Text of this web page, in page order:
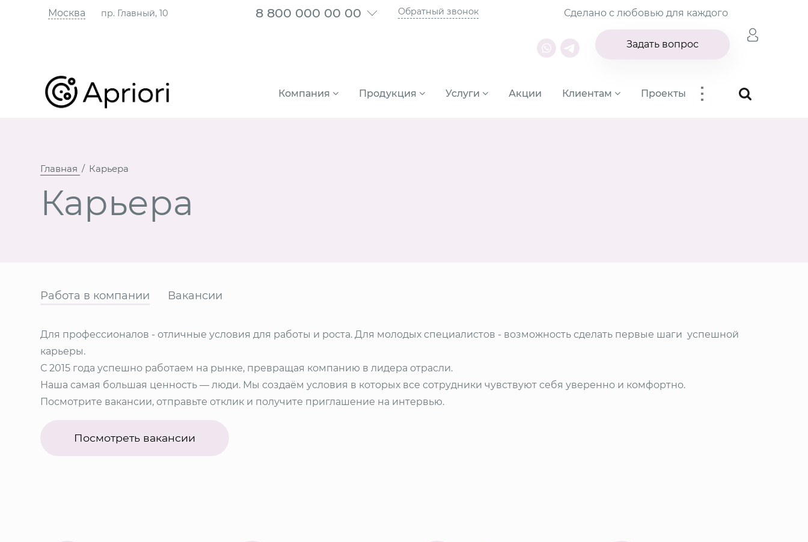
Москва пр. Главный, 10 8 800 000 00 00 Обратный звонок Сделано с любовью для каждого
Задать вопрос
Компания Продукция Услуги Акции Клиентам Проекты ...
Главная Карьера
Карьера
Работа в компании Вакансии
Для профессионалов - отличные условия для работы и роста. Для молодых специалистов - возможность сделать первые шаги успешной
карьеры.
С 2015 года успешно работаем на рынке, превращая компанию в лидера отрасли.
Наша самая большая ценность — люди. Мы создаём условия в которых все сотрудники чувствуют себя уверенно и комфортно.
Посмотрите вакансии, отправьте отклик и получите приглашение на интервью.
Посмотреть вакансии